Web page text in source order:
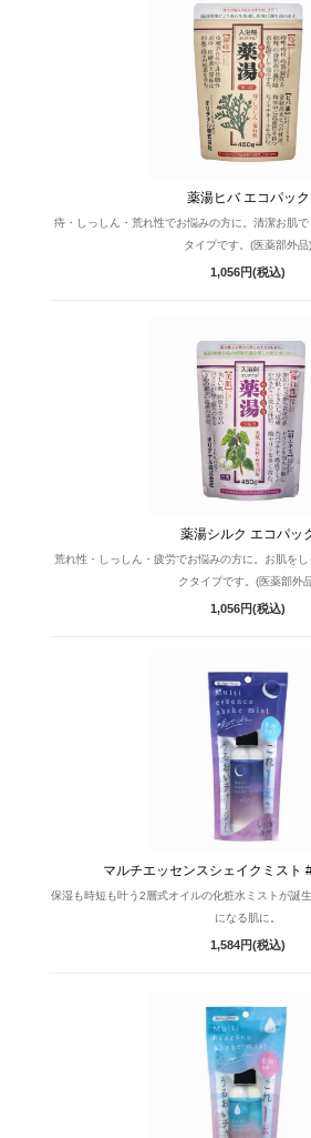
薬湯ヒバ エコパック
痔・しっしん・荒れ性でお悩みの方に。清潔お肌
タイプです。(医薬部外品)
1,056円(税込)
薬湯シルク エコパッ
荒れ性・しっしん・疲労でお悩みの方に。お肌を
クタイプです。(医薬部外
1,056円(税込)
マルチエッセンスシェイクミスト
保湿も時短も叶う2層式オイルの化粧水ミストが誕
になる肌に。
1,584円(税込)